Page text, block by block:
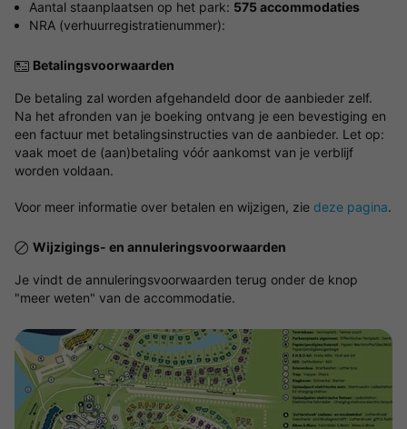
Aantal staanplaatsen op het park: 575 accommodaties
NRA (verhuurregistratienummer):
Betalingsvoorwaarden
De betaling zal worden afgehandeld door de aanbieder zelf.
Na het afronden van je boeking ontvang je een bevestiging en
een factuur met betalingsinstructies van de aanbieder. Let op:
vaak moet de (aan)betaling vóór aankomst van je verblijf
worden voldaan.
Voor meer informatie over betalen en wijzigen, zie deze pagina.
Wijzigings- en annuleringsvoorwaarden
Je vindt de annuleringsvoorwaarden terug onder de knop
"meer weten" van de accommodatie.
Bekijk de kaart